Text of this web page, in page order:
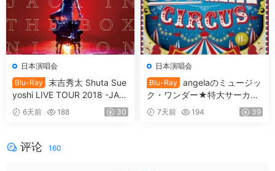
日本演唱会
Blu-Ray
末吉秀太 Shuta Sue
yoshi LIVE TOUR 2018 -JAC
K IN THE BOX -NIPPON BU
DOKAN [BDMV 36.7GB]
6天前 188 30
日本演唱会
Blu-Ray
angelaのミュージッ
ク・ワンダー★特大サーカス
in 日本武道館 ～僕等は目指し
たShangri-La～ 2017 [BDMV
7天前 194 39
评论 160